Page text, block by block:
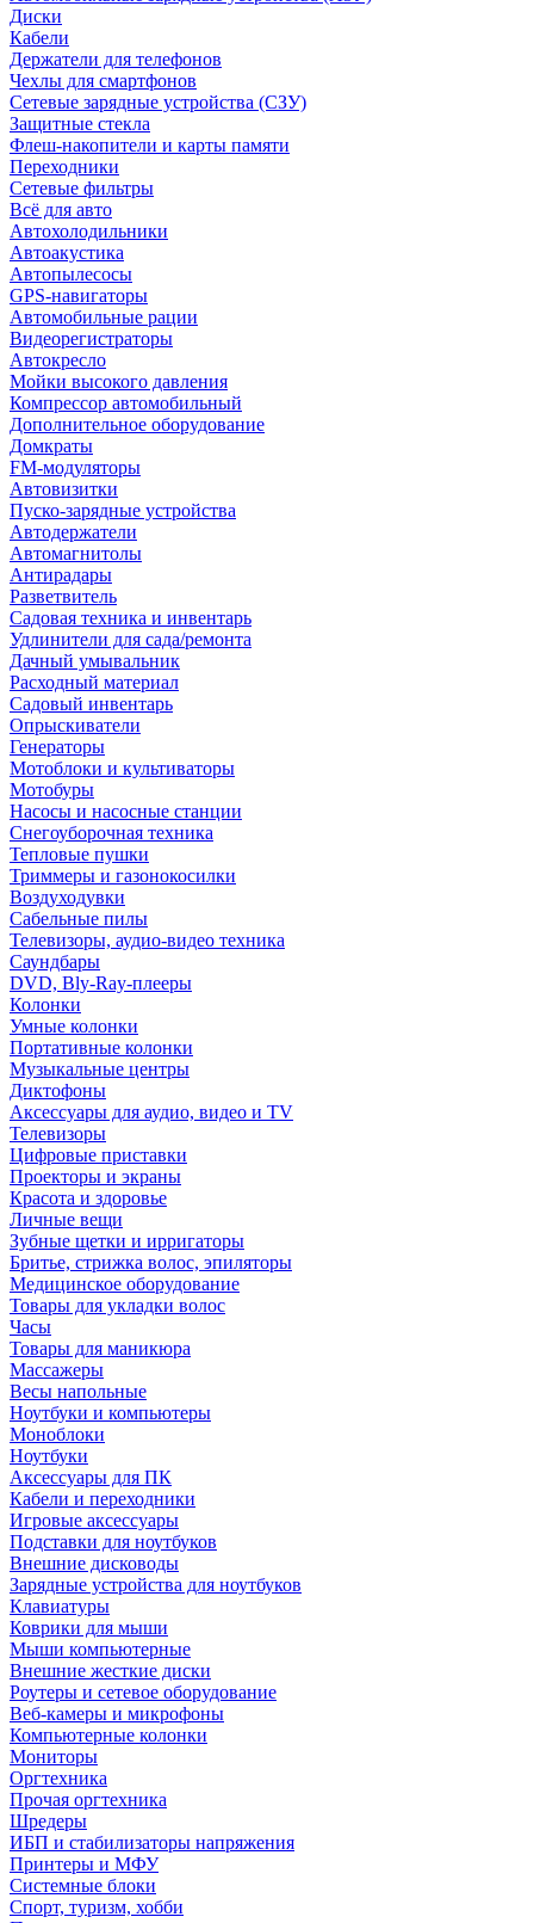
Диски
Кабели
Держатели для телефонов
Чехлы для смартфонов
Сетевые зарядные устройства (СЗУ)
Защитные стекла
Флеш-накопители и карты памяти
Переходники
Сетевые фильтры
Всё для авто
Автохолодильники
Автоакустика
Автопылесосы
GPS-навигаторы
Автомобильные рации
Видеорегистраторы
Автокресло
Мойки высокого давления
Компрессор автомобильный
Дополнительное оборудование
Домкраты
FM-модуляторы
Автовизитки
Пуско-зарядные устройства
Автодержатели
Автомагнитолы
Антирадары
Разветвитель
Садовая техника и инвентарь
Удлинители для сада/ремонта
Дачный умывальник
Расходный материал
Садовый инвентарь
Опрыскиватели
Генераторы
Мотоблоки и культиваторы
Мотобуры
Насосы и насосные станции
Снегоуборочная техника
Тепловые пушки
Триммеры и газонокосилки
Воздуходувки
Сабельные пилы
Телевизоры, аудио-видео техника
Саундбары
DVD, Bly-Ray-плееры
Колонки
Умные колонки
Портативные колонки
Музыкальные центры
Диктофоны
Аксессуары для аудио, видео и TV
Телевизоры
Цифровые приставки
Проекторы и экраны
Красота и здоровье
Личные вещи
Зубные щетки и ирригаторы
Бритье, стрижка волос, эпиляторы
Медицинское оборудование
Товары для укладки волос
Часы
Товары для маникюра
Массажеры
Весы напольные
Ноутбуки и компьютеры
Моноблоки
Ноутбуки
Аксессуары для ПК
Кабели и переходники
Игровые аксессуары
Подставки для ноутбуков
Внешние дисководы
Зарядные устройства для ноутбуков
Клавиатуры
Коврики для мыши
Мыши компьютерные
Внешние жесткие диски
Роутеры и сетевое оборудование
Веб-камеры и микрофоны
Компьютерные колонки
Мониторы
Оргтехника
Прочая оргтехника
Шредеры
ИБП и стабилизаторы напряжения
Принтеры и МФУ
Системные блоки
Спорт, туризм, хобби